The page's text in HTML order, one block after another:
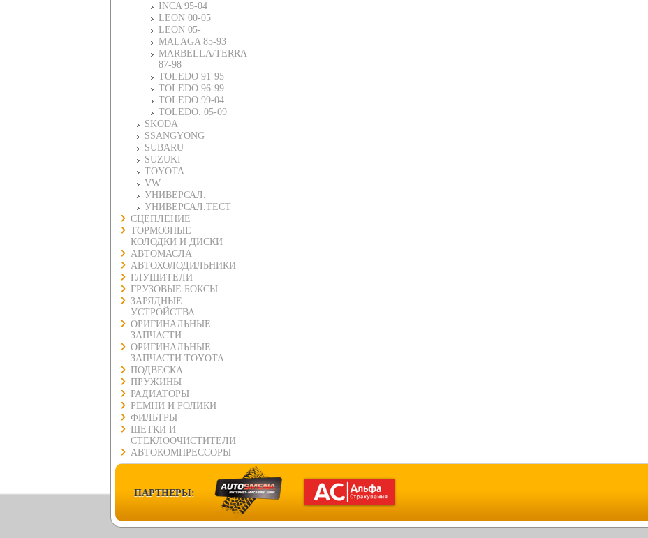
INCA 95-04
LEON 00-05
LEON 05-
MALAGA 85-93
MARBELLA/TERRA
87-98
TOLEDO 91-95
TOLEDO 96-99
TOLEDO 99-04
TOLEDO. 05-09
SKODA
SSANGYONG
SUBARU
SUZUKI
TOYOTA
VW
УНИВЕРСАЛ.
УНИВЕРСАЛ.ТЕСТ
СЦЕПЛЕНИЕ
ТОРМОЗНЫЕ
КОЛОДКИ И ДИСКИ
АВТОМАСЛА
АВТОХОЛОДИЛЬНИКИ
ГЛУШИТЕЛИ
ГРУЗОВЫЕ БОКСЫ
ЗАРЯДНЫЕ
УСТРОЙСТВА
ОРИГИНАЛЬНЫЕ
ЗАПЧАСТИ
ОРИГИНАЛЬНЫЕ
ЗАПЧАСТИ TOYOTA
ПОДВЕСКА
ПРУЖИНЫ
РАДИАТОРЫ
РЕМНИ И РОЛИКИ
ФИЛЬТРЫ
ЩЕТКИ И
СТЕКЛООЧИСТИТЕЛИ
АВТОКОМПРЕССОРЫ
ПАРТНЕРЫ: